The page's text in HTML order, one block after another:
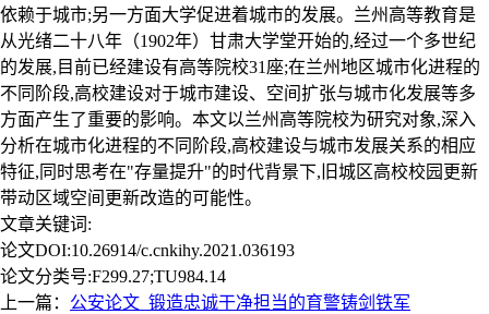
依赖于城市;另一方面大学促进着城市的发展。兰州高等教育是
从光绪二十八年（1902年）甘肃大学堂开始的,经过一个多世纪
的发展,目前已经建设有高等院校31座;在兰州地区城市化进程的
不同阶段,高校建设对于城市建设、空间扩张与城市化发展等多
方面产生了重要的影响。本文以兰州高等院校为研究对象,深入
分析在城市化进程的不同阶段,高校建设与城市发展关系的相应
特征,同时思考在"存量提升"的时代背景下,旧城区高校校园更新
带动区域空间更新改造的可能性。
文章关键词:
论文DOI:10.26914/c.cnkihy.2021.036193
论文分类号:F299.27;TU984.14
上一篇： 公安论文_锻造忠诚干净担当的育警铸剑铁军